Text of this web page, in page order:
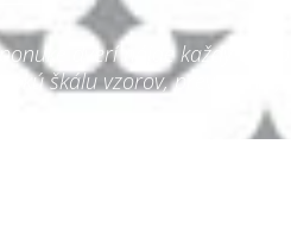
ponuke dverí nájde každý čo
širokú škálu vzorov,